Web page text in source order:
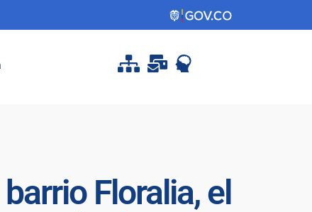
Floralia, el